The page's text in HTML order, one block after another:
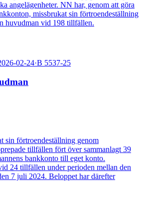
angelägenheter. NN har, genom att göra
missbrukat sin förtroendeställning
huvudman vid 198 tillfällen.
02-24·B 5537-25
sin förtroendeställning genom
tillfällen fört över sammanlagt 39
bankkonto till eget konto.
24 tillfällen under perioden mellan den
7 juli 2024. Beloppet har därefter